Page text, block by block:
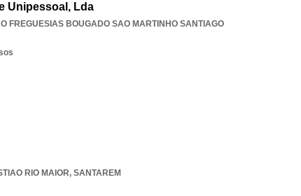
Unipessoal, Lda
FREGUESIAS BOUGADO SAO MARTINHO SANTIAGO
RIO MAIOR, SANTAREM